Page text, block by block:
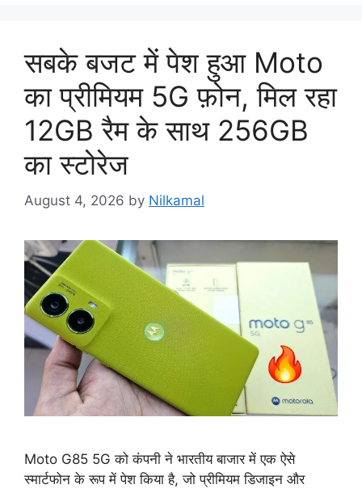
सबके बजट में पेश हुआ Moto
का प्रीमियम 5G फ़ोन, मिल रहा
12GB रैम के साथ 256GB
का स्टोरेज
August 4, 2026 by Nilkamal
Moto G85 5G को कंपनी ने भारतीय बाजार में एक ऐसे
स्मार्टफोन के रूप में पेश किया है, जो प्रीमियम डिजाइन और